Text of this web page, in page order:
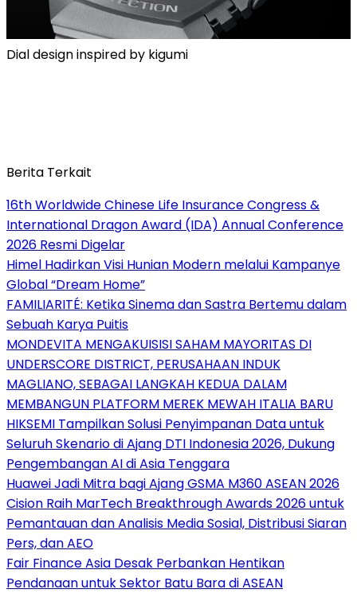
Dial design inspired by kigumi
Berita Terkait
16th Worldwide Chinese Life Insurance Congress &
International Dragon Award (IDA) Annual Conference
2026 Resmi Digelar
Himel Hadirkan Visi Hunian Modern melalui Kampanye
Global “Dream Home”
FAMILIARITÉ: Ketika Sinema dan Sastra Bertemu dalam
Sebuah Karya Puitis
MONDEVITA MENGAKUISISI SAHAM MAYORITAS DI
UNDERSCORE DISTRICT, PERUSAHAAN INDUK
MAGLIANO, SEBAGAI LANGKAH KEDUA DALAM
MEMBANGUN PLATFORM MEREK MEWAH ITALIA BARU
HIKSEMI Tampilkan Solusi Penyimpanan Data untuk
Seluruh Skenario di Ajang DTI Indonesia 2026, Dukung
Pengembangan AI di Asia Tenggara
Huawei Jadi Mitra bagi Ajang GSMA M360 ASEAN 2026
Cision Raih MarTech Breakthrough Awards 2026 untuk
Pemantauan dan Analisis Media Sosial, Distribusi Siaran
Pers, dan AEO
Fair Finance Asia Desak Perbankan Hentikan
Pendanaan untuk Sektor Batu Bara di ASEAN